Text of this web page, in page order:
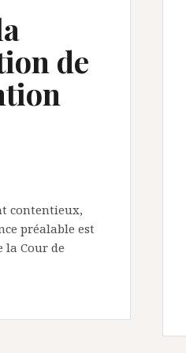
de
contentieux,
préalable est
Cour de